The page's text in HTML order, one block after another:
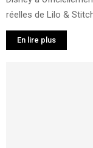
réelles de Lilo &
En lire plus